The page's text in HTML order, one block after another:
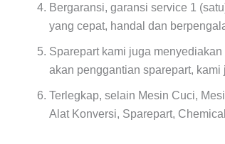
Bergaransi, garansi service 1
yang cepat, handal dan
Sparepart kami juga
akan penggantian sparepart, kami
Terlegkap, selain Mesin Cuci,
Alat Konversi, Sparepart,